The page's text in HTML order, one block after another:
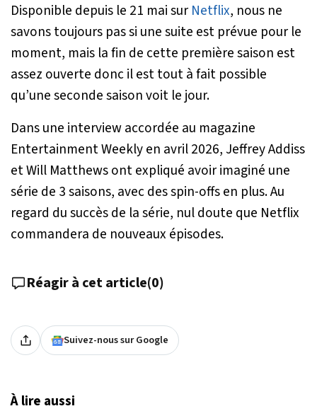
Disponible depuis le 21 mai sur Netflix, nous ne
savons toujours pas si une suite est prévue pour le
moment, mais la fin de cette première saison est
assez ouverte donc il est tout à fait possible
qu’une seconde saison voit le jour.
Dans une interview accordée au magazine
Entertainment Weekly en avril 2026, Jeffrey Addiss
et Will Matthews ont expliqué avoir imaginé une
série de 3 saisons, avec des spin-offs en plus. Au
regard du succès de la série, nul doute que Netflix
commandera de nouveaux épisodes.
Réagir à cet article(0)
Suivez-nous sur Google
À lire aussi